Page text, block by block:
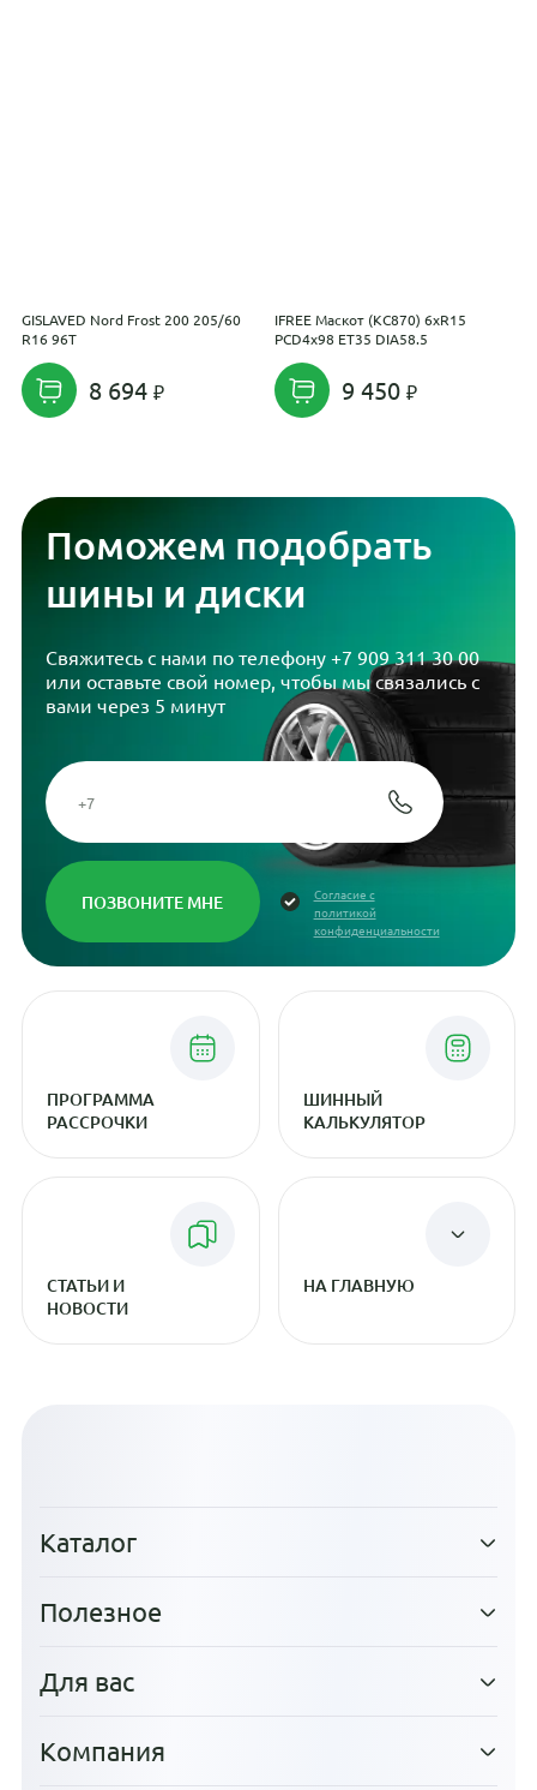
GISLAVED Nord Frost 200 205/60
R16 96T
8 694
IFREE Маскот (КС870) 6xR15
PCD4x98 ET35 DIA58.5
9 450
Поможем подобрать
шины и диски
Свяжитесь с нами по телефону +7 909 311 30 00
или оставьте свой номер, чтобы мы связались с
вами через 5 минут
Согласие с
политикой
конфиденциальности
ПРОГРАММА
РАССРОЧКИ
ШИННЫЙ
КАЛЬКУЛЯТОР
СТАТЬИ И
НОВОСТИ
НА ГЛАВНУЮ
Каталог
Полезное
Для вас
Компания